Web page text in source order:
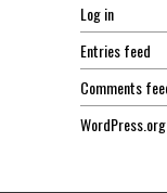
Log in
Entries feed
Comments
WordPress.org